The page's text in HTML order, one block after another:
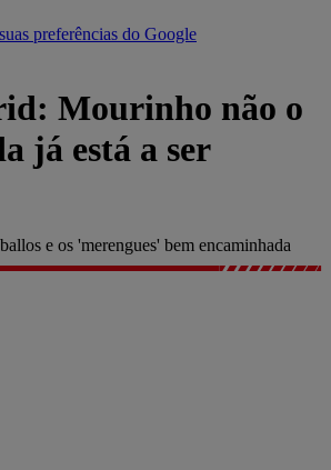
preferências do Google
Mourinho não o
já está a ser
e os 'merengues' bem encaminhada